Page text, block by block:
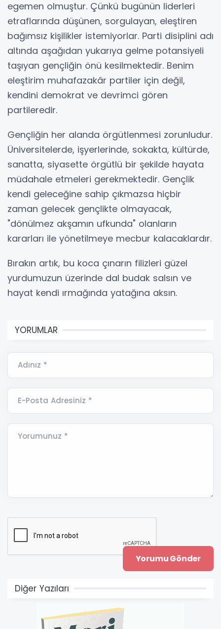
egemen olmuştur. Çünkü bugünün liderleri
etraflarında düşünen, sorgulayan, eleştiren
bağımsız kişilikler istemiyorlar. Parti disiplini adı
altında aşağıdan yukarıya gelme potansiyeli
taşıyan gençliğin önü kesilmektedir. Benim
eleştirim muhafazakâr partiler için değil,
kendini demokrat ve devrimci gören
partileredir.
Gençliğin her alanda örgütlenmesi zorunludur.
Üniversitelerde, işyerlerinde, sokakta, kültürde,
sanatta, siyasette örgütlü bir şekilde hayata
müdahale etmeleri gerekmektedir. Gençlik
kendi geleceğine sahip çıkmazsa hiçbir
zaman gelecek gençlikte olmayacak,
"dönülmez akşamın ufkunda" olanların
kararları ile yönetilmeye mecbur kalacaklardır.
Bırakın artık, bu koca çınarın filizleri güzel
yurdumuzun üzerinde dal budak salsın ve
hayat kendi ırmağında yatağına aksın.
YORUMLAR
Adınız *
E-Posta Adresiniz *
Yorumunuz *
Diğer Yazıları